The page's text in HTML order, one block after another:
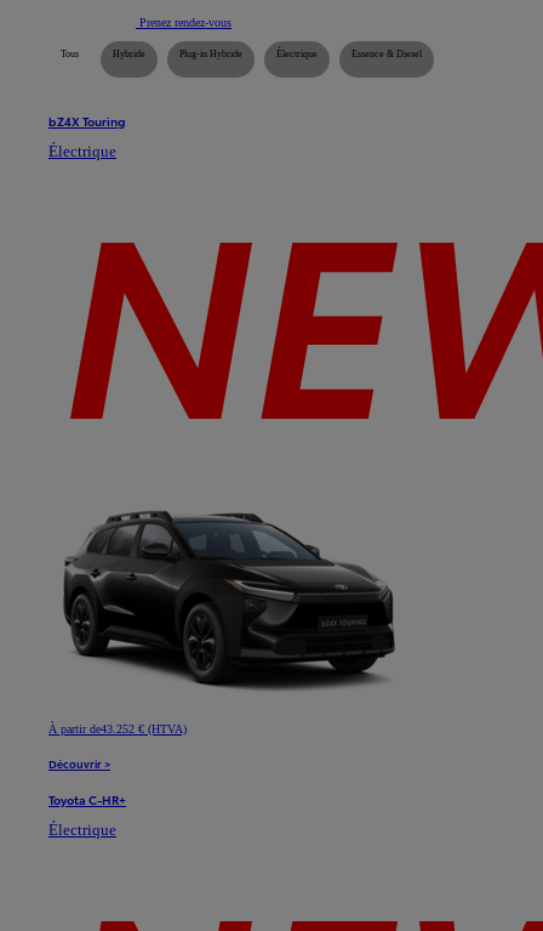
Prenez rendez-vous
Tous Hybride Plug-in Hybride Électrique Essence & Diesel
bZ4X Touring
Électrique
À partir de43.252 € (HTVA)
Découvrir >
Toyota C-HR+
Électrique